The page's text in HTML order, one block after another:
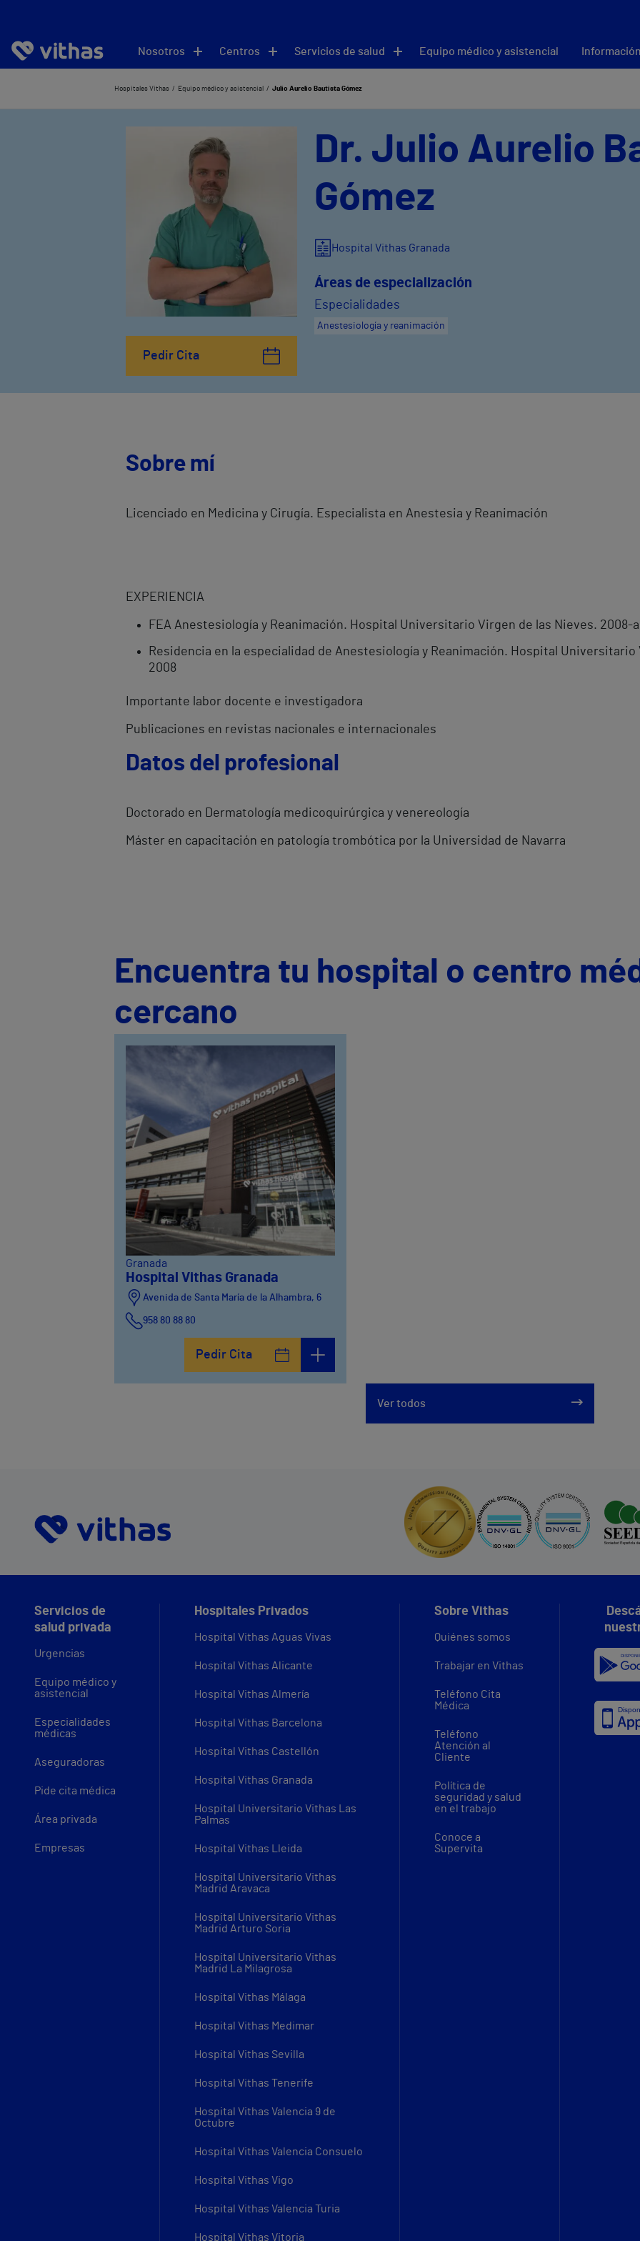
Nosotros Centros Servicios de salud Equipo médico y asistencial
Hospitales Vithas Equipo médico y asistencial Julio Aurelio Bautista Gómez
Pedir Cita
Dr. Julio Aurelio
Gómez
Hospital Vithas Granada
Áreas de especialización
Especialidades
Anestesiología y reanimación
Sobre mí
Licenciado en Medicina y Cirugía. Especialista en Anestesia y Reanimación
EXPERIENCIA
FEA Anestesiología y Reanimación. Hospital Universitario Virgen de las Nieves. 2008-
Residencia en la especialidad de Anestesiología y Reanimación. Hospital
2008
Importante labor docente e investigadora
Publicaciones en revistas nacionales e internacionales
Datos del profesional
Doctorado en Dermatología medicoquirúrgica y venereología
Máster en capacitación en patología trombótica por la Universidad de Navarra
Encuentra tu hospital o centro
cercano
Granada
Hospital Vithas Granada
Avenida de Santa María de la Alhambra, 6
958 80 88 80
Pedir Cita
Ver todos
Servicios de
salud privada
Urgencias
Equipo médico y
asistencial
Especialidades
médicas
Aseguradoras
Pide cita médica
Área privada
Empresas
Hospitales Privados
Hospital Vithas Aguas Vivas
Hospital Vithas Alicante
Hospital Vithas Almería
Hospital Vithas Barcelona
Hospital Vithas Castellón
Hospital Vithas Granada
Hospital Universitario Vithas Las
Palmas
Hospital Vithas Lleida
Hospital Universitario Vithas
Madrid Aravaca
Hospital Universitario Vithas
Madrid Arturo Soria
Hospital Universitario Vithas
Madrid La Milagrosa
Hospital Vithas Málaga
Hospital Vithas Medimar
Hospital Vithas Sevilla
Hospital Vithas Tenerife
Hospital Vithas Valencia 9 de
Octubre
Hospital Vithas Valencia Consuelo
Hospital Vithas Vigo
Hospital Vithas Valencia Turia
Hospital Vithas Vitoria
Sobre Vithas
Quiénes somos
Trabajar en Vithas
Teléfono Cita
Médica
Teléfono
Atención al
Cliente
Política de
seguridad y salud
en el trabajo
Conoce a
Supervita